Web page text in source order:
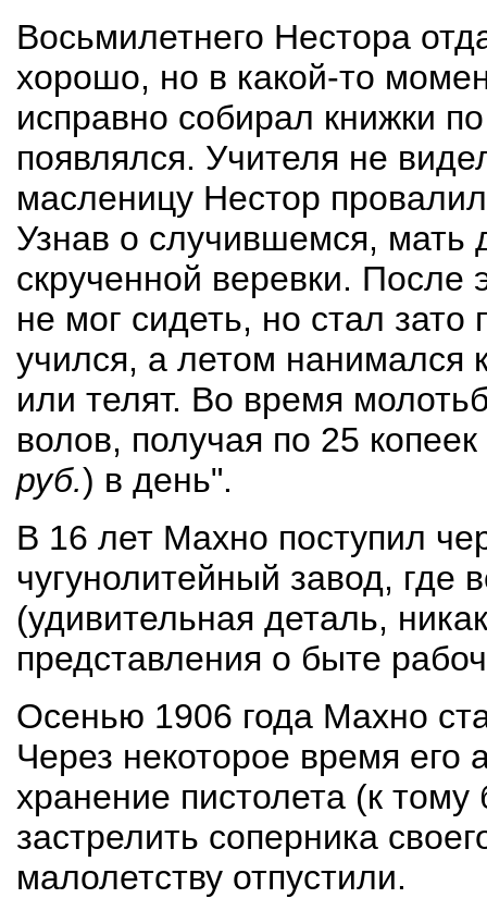
Восьмилетнего Нестора
хорошо, но в какой-то
исправно собирал книжки
появлялся. Учителя не
масленицу Нестор
Узнав о случившемся, мать
скрученной веревки. После
не мог сидеть, но стал
учился, а летом нанимался
или телят. Во время
волов, получая по 25 копеек
руб.) в день".
В 16 лет Махно поступил
чугунолитейный завод, где
(удивительная деталь,
представления о быте
Осенью 1906 года Махно
Через некоторое время его
хранение пистолета (к
застрелить соперника
малолетству отпустили.